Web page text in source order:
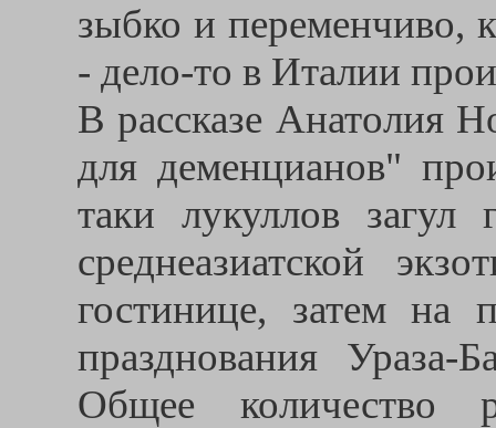
зыбко и переменчиво,
- дело-то в Италии
В рассказе Анатолия
для деменцианов"
таки лукуллов
среднеазиатской
гостинице, затем на
празднования
Общее количество